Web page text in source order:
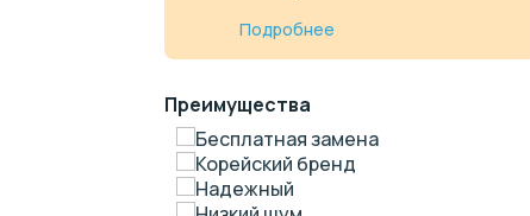
Подробнее
Преимущества
Бесплатная замена
Корейский бренд
Надежный